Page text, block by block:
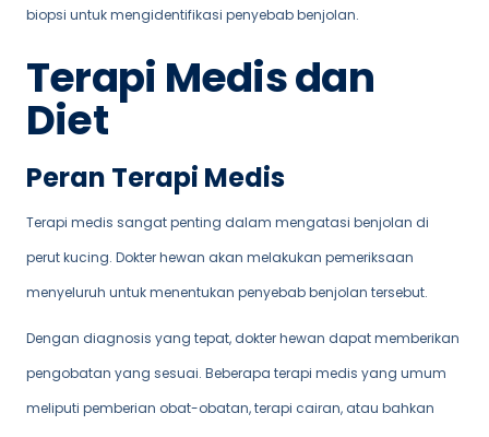
biopsi untuk mengidentifikasi penyebab benjolan.
Terapi Medis dan
Diet
Peran Terapi Medis
Terapi medis sangat penting dalam mengatasi benjolan di
perut kucing. Dokter hewan akan melakukan pemeriksaan
menyeluruh untuk menentukan penyebab benjolan tersebut.
Dengan diagnosis yang tepat, dokter hewan dapat memberikan
pengobatan yang sesuai. Beberapa terapi medis yang umum
meliputi pemberian obat-obatan, terapi cairan, atau bahkan